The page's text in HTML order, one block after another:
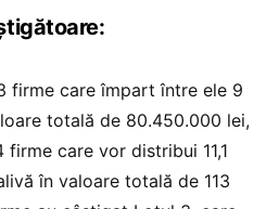
firme care împart între ele 9
totală de 80.450.000 lei,
care vor distribui 11,1
în valoare totală de 113